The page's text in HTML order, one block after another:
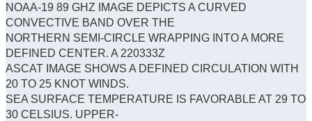
NOAA-19 89 GHZ IMAGE DEPICTS A CURVED
CONVECTIVE BAND OVER THE
NORTHERN SEMI-CIRCLE WRAPPING INTO A MORE
DEFINED CENTER. A 220333Z
ASCAT IMAGE SHOWS A DEFINED CIRCULATION WITH
20 TO 25 KNOT WINDS.
SEA SURFACE TEMPERATURE IS FAVORABLE AT 29 TO
30 CELSIUS. UPPER-